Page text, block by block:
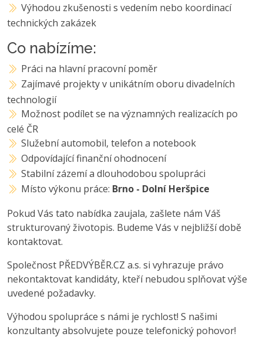
Výhodou zkušenosti s vedením nebo koordinací
technických zakázek
Co nabízíme:
Práci na hlavní pracovní poměr
Zajímavé projekty v unikátním oboru divadelních
technologií
Možnost podílet se na významných realizacích po
celé ČR
Služební automobil, telefon a notebook
Odpovídající finanční ohodnocení
Stabilní zázemí a dlouhodobou spolupráci
Místo výkonu práce: Brno - Dolní Heršpice
Pokud Vás tato nabídka zaujala, zašlete nám Váš
strukturovaný životopis. Budeme Vás v nejbližší době
kontaktovat.
Společnost PŘEDVÝBĚR.CZ a.s. si vyhrazuje právo
nekontaktovat kandidáty, kteří nebudou splňovat výše
uvedené požadavky.
Výhodou spolupráce s námi je rychlost! S našimi
konzultanty absolvujete pouze telefonický pohovor!